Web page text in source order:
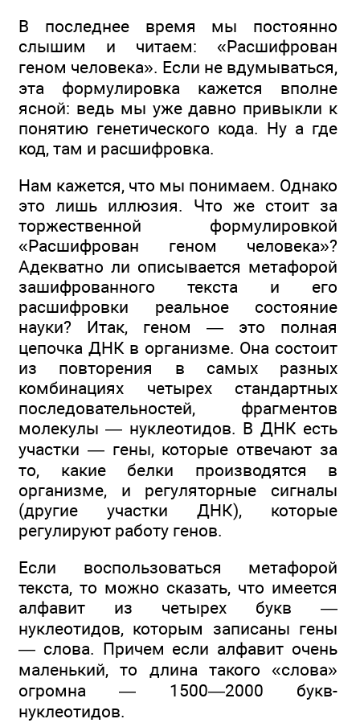
В последнее время мы постоянно
слышим и читаем: «Расшифрован
геном человека». Если не вдумываться,
эта формулировка кажется вполне
ясной: ведь мы уже давно привыкли к
понятию генетического кода. Ну а где
код, там и расшифровка.
Нам кажется, что мы понимаем. Однако
это лишь иллюзия. Что же стоит за
торжественной формулировкой
«Расшифрован геном человека»?
Адекватно ли описывается метафорой
зашифрованного текста и его
расшифровки реальное состояние
науки? Итак, геном — это полная
цепочка ДНК в организме. Она состоит
из повторения в самых разных
комбинациях четырех стандартных
последовательностей, фрагментов
молекулы — нуклеотидов. В ДНК есть
участки — гены, которые отвечают за
то, какие белки производятся в
организме, и регуляторные сигналы
(другие участки ДНК), которые
регулируют работу генов.
Если воспользоваться метафорой
текста, то можно сказать, что имеется
алфавит из четырех букв —
нуклеотидов, которым записаны гены
— слова. Причем если алфавит очень
маленький, то длина такого «слова»
огромна — 1500—2000 букв-
нуклеотидов.